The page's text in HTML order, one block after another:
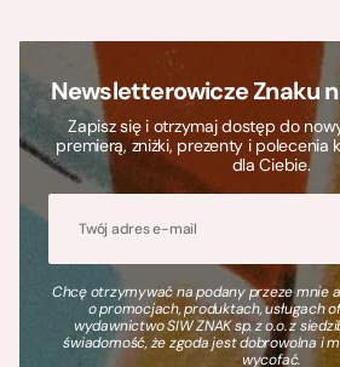
Newsletterowicze Znaku
Zapisz się i otrzymaj dostęp do
premierą, zniżki, prezenty i polecenia
dla Ciebie.
Chcę otrzymywać na podany przeze mnie
o promocjach, produktach, usługach
wydawnictwo SIW ZNAK sp. z o.o. z
świadomość, że zgoda jest dobrowolna i
wycofać.